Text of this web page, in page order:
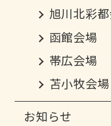
旭川北彩
函館会場
帯広会場
苫小牧会場
お知らせ